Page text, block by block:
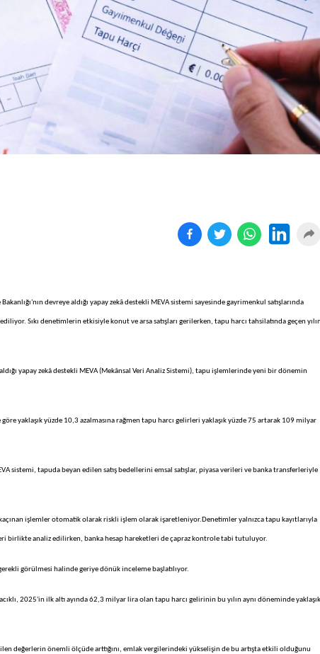
devreye aldığı yapay zekâ destekli MEVA sistemi sayesinde gayrimenkul satışlarında
Sıkı denetimlerin etkisiyle konut ve arsa satışları gerilerken, tapu harcı tahsilatında geçen
yapay zekâ destekli MEVA (Mekânsal Veri Analiz Sistemi), tapu işlemlerinde yeni bir dönemin
göre yaklaşık yüzde 10,3 azalmasına rağmen tapu harcı gelirleri yaklaşık yüzde 75 artarak 109 milyar
sistemi, tapuda beyan edilen satış bedellerini emsal satışlar, piyasa verileri ve banka transferleriyle
işlemler otomatik olarak riskli işlem olarak işaretleniyor.Denetimler yalnızca tapu kayıtlarıyla
birlikte analiz edilirken, banka hesap hareketleri de çapraz kontrole tabi tutuluyor.
görülmesi halinde geriye dönük inceleme başlatılıyor.
2025'in ilk altı ayında 62,3 milyar lira olan tapu harcı gelirinin bu yılın aynı döneminde yaklaşık
değerlerin önemli ölçüde arttığını, emlak vergilerindeki yükselişin de bu artışta etkili olduğunu
Birçok uyku hastalığının
tan...
En ucuz sigara 120 TL, en
pa...